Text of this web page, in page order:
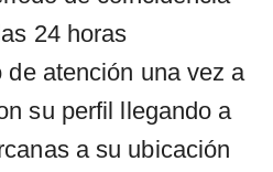
24 horas
de atención una vez a
su perfil llegando a
a su ubicación